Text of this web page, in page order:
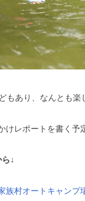
あり、なんとも楽
レポートを書く予
↓
村オートキャンプ